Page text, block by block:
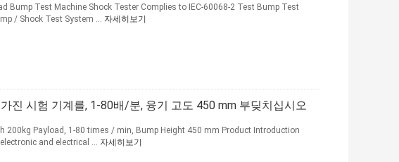
Bump Test Machine Shock Tester Complies to IEC-60068-2 Test Bump Test
/ Shock Test System ... 자세히보기
진 시험 기계를, 1-80배/분, 융기 고도 450 mm 부딪치십시오
200kg Payload, 1-80 times / min, Bump Height 450 mm Product Introduction
and electrical ... 자세히보기